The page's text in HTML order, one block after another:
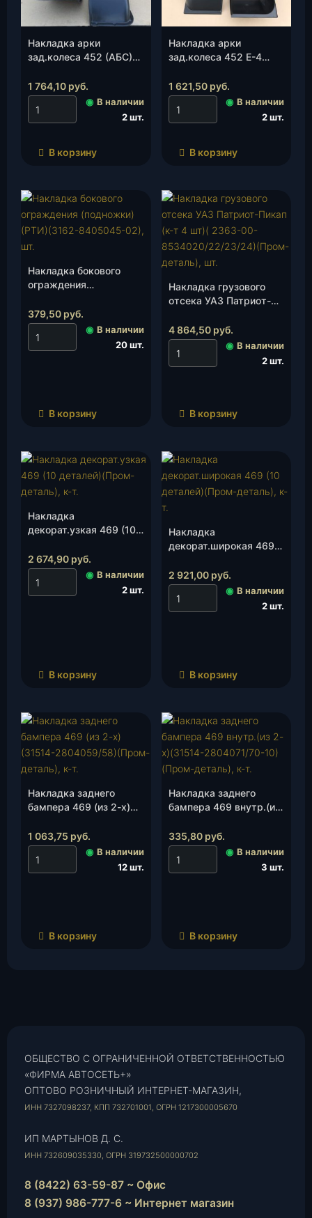
Накладка арки
зад.колеса 452 (АБС)
1 764,10 руб.
◉ В наличии
2 шт.
В корзину
Накладка арки
зад.колеса 452 Е-4
т.
1 621,50 руб.
◉ В наличии
2 шт.
В корзину
Накладка бокового
ограждения
8405045-02), шт.
379,50 руб.
◉ В наличии
20 шт.
В корзину
Накладка грузового
отсека УАЗ Патриот-
00-8534020/22/23/24)
(Пром-деталь), шт.
4 864,50 руб.
◉ В наличии
2 шт.
В корзину
Накладка
декорат.узкая 469 (10
деталь), к-т.
2 674,90 руб.
◉ В наличии
2 шт.
В корзину
Накладка
декорат.широкая 469
деталь), к-т.
2 921,00 руб.
◉ В наличии
2 шт.
В корзину
Накладка заднего
бампера 469 (из 2-х)
(Пром-деталь), к-т.
1 063,75 руб.
◉ В наличии
12 шт.
В корзину
Накладка заднего
бампера 469 внутр.(из
2804071/70-10)(Пром-
деталь), к-т.
335,80 руб.
◉ В наличии
3 шт.
В корзину
ОБЩЕСТВО С ОГРАНИЧЕННОЙ ОТВЕТСТВЕННОСТЬЮ
«ФИРМА АВТОСЕТЬ+»
ОПТОВО РОЗНИЧНЫЙ ИНТЕРНЕТ-МАГАЗИН,
ИНН 7327098237, КПП 732701001, ОГРН 1217300005670
ИП МАРТЫНОВ Д. С.
ИНН 732609035330, ОГРН 319732500000702
8 (8422) 63-59-87 ~ Офис
8 (937) 986-777-6 ~ Интернет магазин